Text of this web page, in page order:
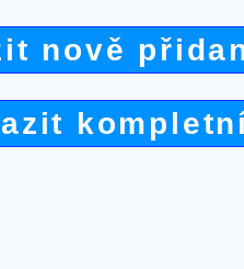
nově